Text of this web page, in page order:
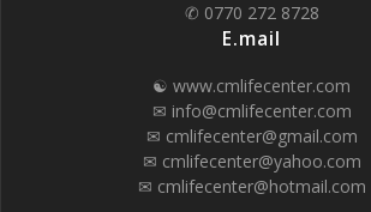
✆ 0770 272 8728
E.mail
☯ www.cmlifecenter.com
✉ info@cmlifecenter.com
✉ cmlifecenter@gmail.com
✉ cmlifecenter@yahoo.com
✉ cmlifecenter@hotmail.com